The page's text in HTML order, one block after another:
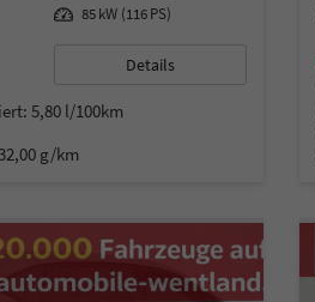
Leistung 85 kW (116 PS)
Details
5,80 l/100km
g/km